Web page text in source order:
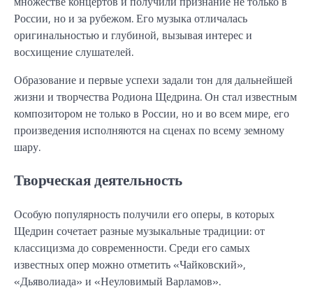
России, но и за рубежом. Его музыка отличалась
оригинальностью и глубиной, вызывая интерес и
восхищение слушателей.
Образование и первые успехи задали тон для дальнейшей
жизни и творчества Родиона Щедрина. Он стал известным
композитором не только в России, но и во всем мире, его
произведения исполняются на сценах по всему земному
шару.
Творческая деятельность
Особую популярность получили его оперы, в которых
Щедрин сочетает разные музыкальные традиции: от
классицизма до современности. Среди его самых
известных опер можно отметить «Чайковский»,
«Дьяволиада» и «Неуловимый Варламов».